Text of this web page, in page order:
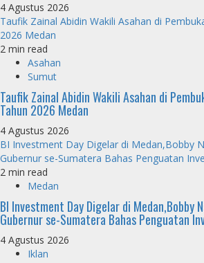
4 Agustus 2026
Taufik Zainal Abidin Wakili Asahan di
2026 Medan
2 min read
Asahan
Sumut
Taufik Zainal Abidin Wakili Asahan di
Tahun 2026 Medan
4 Agustus 2026
BI Investment Day Digelar di Medan,Bobby
Gubernur se-Sumatera Bahas Penguatan
2 min read
Medan
BI Investment Day Digelar di Medan,Bobby
Gubernur se-Sumatera Bahas Penguatan
4 Agustus 2026
Iklan